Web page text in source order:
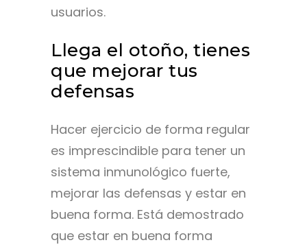
usuarios.
Llega el otoño, tienes
que mejorar tus
defensas
Hacer ejercicio de forma regular
es imprescindible para tener un
sistema inmunológico fuerte,
mejorar las defensas y estar en
buena forma. Está demostrado
que estar en buena forma